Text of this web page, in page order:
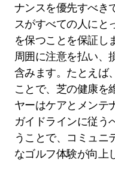
ナンスを優先すべき
スがすべての人にと
を保つことを保証し
周囲に注意を払い、
含みます。たとえば
ことで、芝の健康を
ヤーはケアとメンテ
ガイドラインに従う
うことで、コミュニ
なゴルフ体験が向上